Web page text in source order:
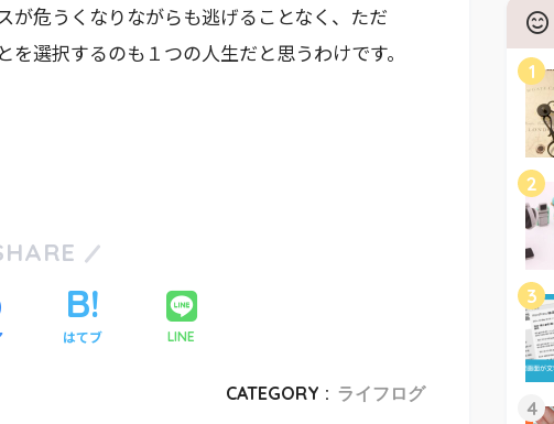
が危うくなりながらも逃げることなく、ただ
選択するのも１つの人生だと思うわけです。
はてブ LINE
CATEGORY : ライフログ
1
2
3
4